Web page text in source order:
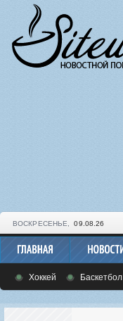
ВОСКРЕСЕНЬЕ, 09.08.26
Хоккей Баскетбол